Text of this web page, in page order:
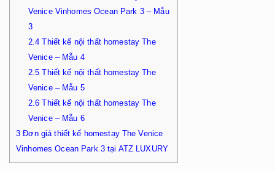
Venice Vinhomes Ocean Park 3 – Mẫu
3
2.4 Thiết kế nội thất homestay The
Venice – Mẫu 4
2.5 Thiết kế nội thất homestay The
Venice – Mẫu 5
2.6 Thiết kế nội thất homestay The
Venice – Mẫu 6
3 Đơn giá thiết kế homestay The Venice
Vinhomes Ocean Park 3 tại ATZ LUXURY